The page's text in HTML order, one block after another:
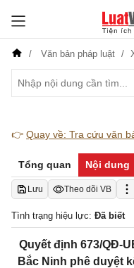
Văn bản pháp luật
👉 Quay về: Tra cứu văn
Tổng quan Nội dung
Lưu Theo dõi VB
Tình trạng hiệu lực: Đã biết
Quyết định 673/QĐ-
Bắc Ninh phê duyệt